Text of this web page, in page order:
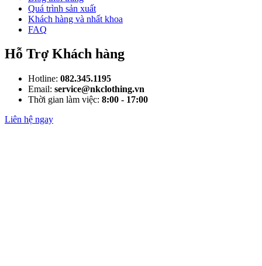
Quá trình sản xuất
Khách hàng và nhất khoa
FAQ
Hỗ Trợ Khách hàng
Hotline: 082.345.1195
Email: service@nkclothing.vn
Thời gian làm việc: 8:00 - 17:00
Liên hệ ngay